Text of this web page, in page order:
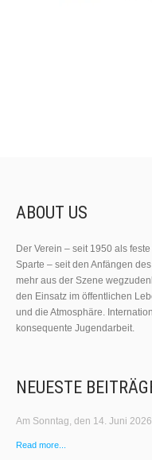
ABOUT US
Der Verein – seit 1950 als
Sparte – seit den Anfängen
mehr aus der Szene
den Einsatz im öffentlichen
und die Atmosphäre.
konsequente Jugendarbeit.
NEUESTE
Am Sonntag, den 14. Juni
Read more...